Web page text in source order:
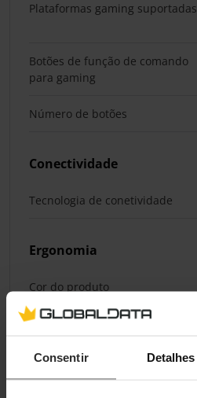
Consentir Detalhes
Plataformas gaming suportadas
Botões de função de comando
para gaming
Número de botões
Conectividade
Tecnologia de conetividade
Ergonomia
Cor do produto